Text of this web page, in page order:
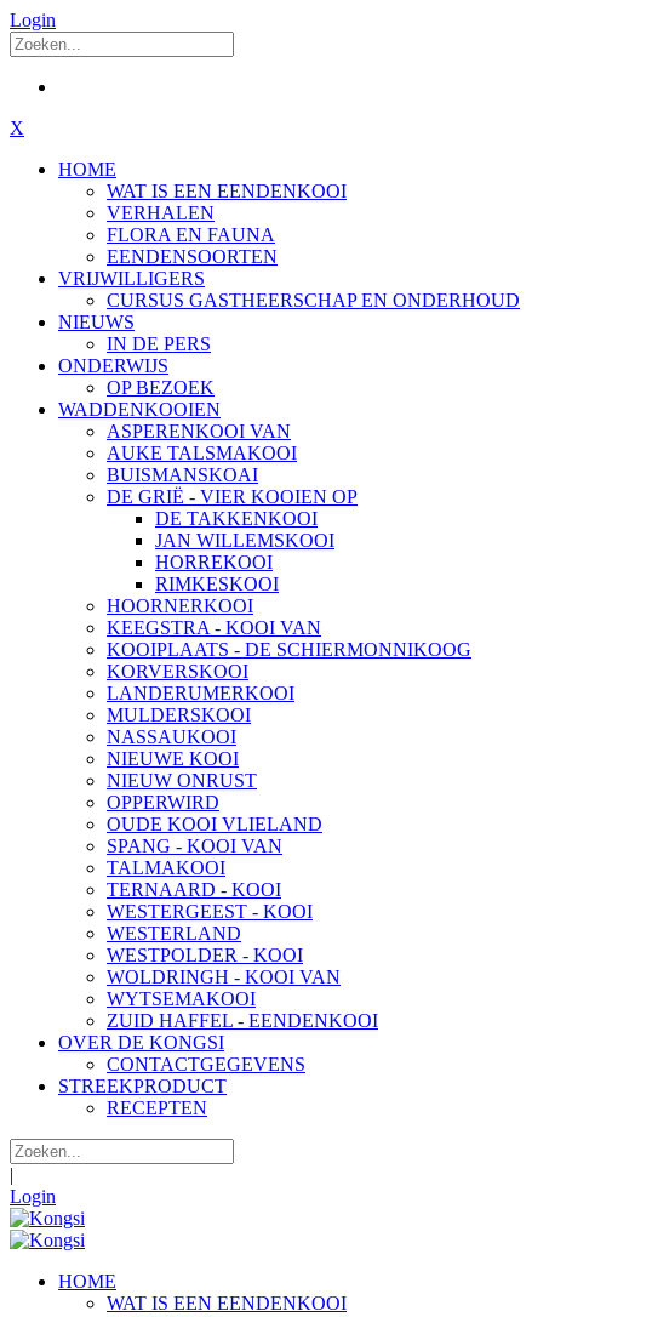
Login
X
HOME
WAT IS EEN EENDENKOOI
VERHALEN
FLORA EN FAUNA
EENDENSOORTEN
VRIJWILLIGERS
CURSUS GASTHEERSCHAP EN ONDERHOUD
NIEUWS
IN DE PERS
ONDERWIJS
OP BEZOEK
WADDENKOOIEN
ASPERENKOOI VAN
AUKE TALSMAKOOI
BUISMANSKOAI
DE GRIË - VIER KOOIEN OP
DE TAKKENKOOI
JAN WILLEMSKOOI
HORREKOOI
RIMKESKOOI
HOORNERKOOI
KEEGSTRA - KOOI VAN
KOOIPLAATS - DE SCHIERMONNIKOOG
KORVERSKOOI
LANDERUMERKOOI
MULDERSKOOI
NASSAUKOOI
NIEUWE KOOI
NIEUW ONRUST
OPPERWIRD
OUDE KOOI VLIELAND
SPANG - KOOI VAN
TALMAKOOI
TERNAARD - KOOI
WESTERGEEST - KOOI
WESTERLAND
WESTPOLDER - KOOI
WOLDRINGH - KOOI VAN
WYTSEMAKOOI
ZUID HAFFEL - EENDENKOOI
OVER DE KONGSI
CONTACTGEGEVENS
STREEKPRODUCT
RECEPTEN
|
Login
HOME
WAT IS EEN EENDENKOOI